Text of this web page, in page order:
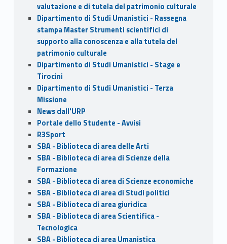
valutazione e di tutela del patrimonio culturale
Dipartimento di Studi Umanistici - Rassegna
stampa Master Strumenti scientifici di
supporto alla conoscenza e alla tutela del
patrimonio culturale
Dipartimento di Studi Umanistici - Stage e
Tirocini
Dipartimento di Studi Umanistici - Terza
Missione
News dall'URP
Portale dello Studente - Avvisi
R3Sport
SBA - Biblioteca di area delle Arti
SBA - Biblioteca di area di Scienze della
Formazione
SBA - Biblioteca di area di Scienze economiche
SBA - Biblioteca di area di Studi politici
SBA - Biblioteca di area giuridica
SBA - Biblioteca di area Scientifica -
Tecnologica
SBA - Biblioteca di area Umanistica